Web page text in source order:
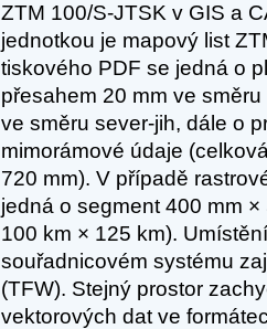
ZTM 100/S-JTSK v GIS a
jednotkou je mapový list
tiskového PDF se jedná o
přesahem 20 mm ve
ve směru sever-jih, dále o
mimorámové údaje
720 mm). V případě
jedná o segment 400 mm
100 km × 125 km).
souřadnicovém systému
(TFW). Stejný prostor
vektorových dat ve